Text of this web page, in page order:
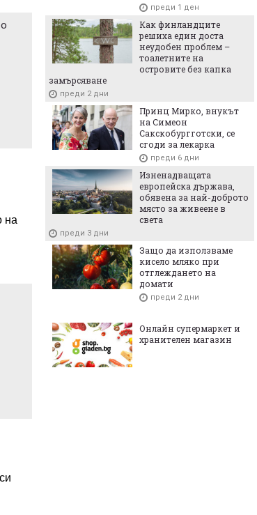
на
преди 1 ден
Как финландците
решиха един доста
неудобен проблем –
тоалетните на
островите без капка
замърсяване
преди 2 дни
Принц Мирко, внукът
на Симеон
Сакскобургготски, се
сгоди за лекарка
преди 6 дни
Изненадващата
европейска държава,
обявена за най-доброто
място за живеене в
света
преди 3 дни
Защо да използваме
кисело мляко при
отглеждането на
домати
преди 2 дни
Онлайн супермаркет и
хранителен магазин